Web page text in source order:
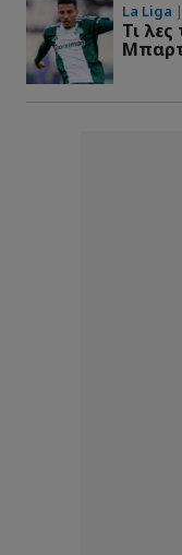
La Liga
Τι